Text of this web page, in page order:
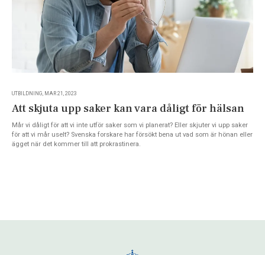
UTBILDNING, MAR 21, 2023
Att skjuta upp saker kan vara dåligt för hälsan
Mår vi dåligt för att vi inte utför saker som vi planerat? Eller skjuter vi upp saker
för att vi mår uselt? Svenska forskare har försökt bena ut vad som är hönan eller
ägget när det kommer till att prokrastinera.